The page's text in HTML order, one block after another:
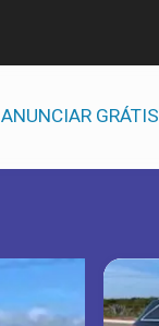
ANUNCIAR GRÁTIS